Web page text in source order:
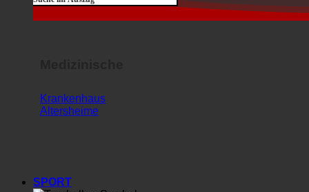
Krankenhaus
Altersheime
SPORT